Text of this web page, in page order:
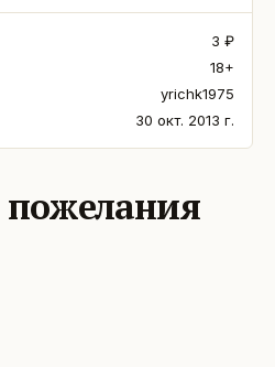
3 ₽
18+
yrichk1975
30 окт. 2013 г.